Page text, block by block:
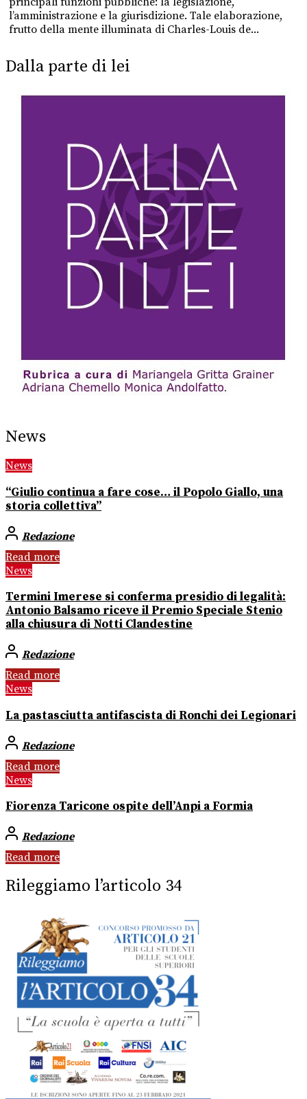
l’amministrazione e la giurisdizione. Tale elaborazione,
frutto della mente illuminata di Charles-Louis de...
Dalla parte di lei
News
News
“Giulio continua a fare cose… il Popolo Giallo, una
storia collettiva”
Redazione
Read more
News
Termini Imerese si conferma presidio di legalità:
Antonio Balsamo riceve il Premio Speciale Stenio
alla chiusura di Notti Clandestine
Redazione
Read more
News
La pastasciutta antifascista di Ronchi dei Legionari
Redazione
Read more
News
Fiorenza Taricone ospite dell’Anpi a Formia
Redazione
Read more
Rileggiamo l’articolo 34